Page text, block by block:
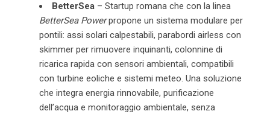
BetterSea – Startup romana che con la linea
BetterSea Powerpropone un sistema modulare per
pontili: assi solari calpestabili, parabordi airless con
skimmer per rimuovere inquinanti, colonnine di
ricarica rapida con sensori ambientali, compatibili
con turbine eoliche e sistemi meteo. Una soluzione
che integra energia rinnovabile, purificazione
dell’acqua e monitoraggio ambientale, senza